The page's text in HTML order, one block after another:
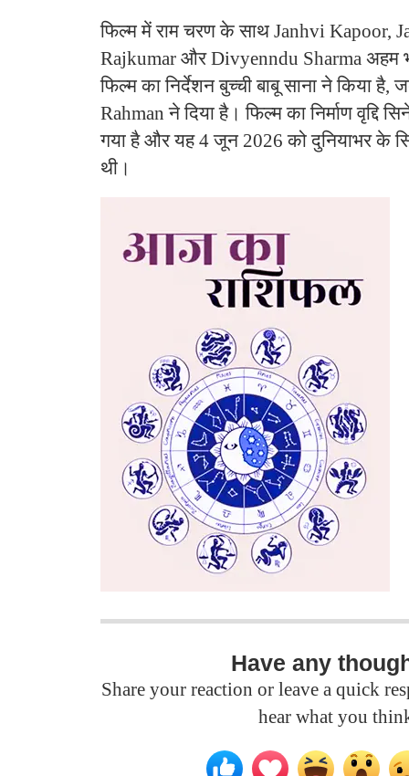
फिल्म में राम चरण के साथ Janhvi Kapoor,
Rajkumar और Divyenndu Sharma
फिल्म का निर्देशन बुच्ची बाबू साना ने किया है,
Rahman ने दिया है। फिल्म का निर्माण वृद्दि
गया है और यह 4 जून 2026 को दुनियाभर के
थी।
Have any
Share your reaction or leave a quick
hear what you